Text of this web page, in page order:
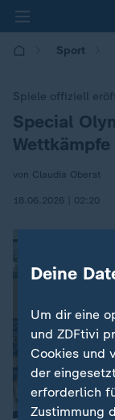
Sport
Spiele offiziell
:
Special
von Claudia Oberst
18.06.2026 | 02:20
Deine
Um dir eine
und ZDFtivi
Cookies und
der
erforderlich
Zustimmung